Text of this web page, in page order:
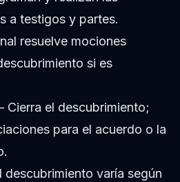
a testigos y partes.
resuelve mociones
si es
Cierra el descubrimiento;
para el acuerdo o la
descubrimiento varía según